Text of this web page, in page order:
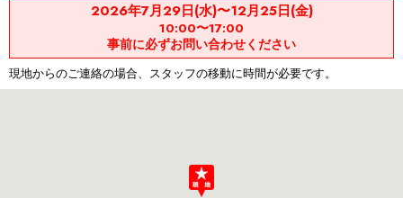
2026年7月29日(水)〜12月25日(金)
10:00〜17:00
事前に必ずお問い合わせください
現地からのご連絡の場合、スタッフの移動に時間が必要です。